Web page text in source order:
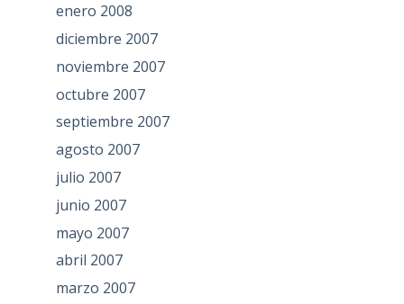
enero 2008
diciembre 2007
noviembre 2007
octubre 2007
septiembre 2007
agosto 2007
julio 2007
junio 2007
mayo 2007
abril 2007
marzo 2007